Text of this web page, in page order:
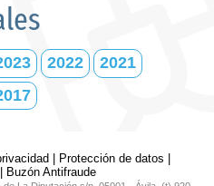
2022
2021
Protección de datos
Buzón Antifraude